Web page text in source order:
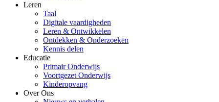
Leren
Taal
Digitale vaardigheden
Leren & Ontwikkelen
Ontdekken & Onderzoeken
Kennis delen
Educatie
Primair Onderwijs
Voortgezet Onderwijs
Kinderopvang
Over Ons